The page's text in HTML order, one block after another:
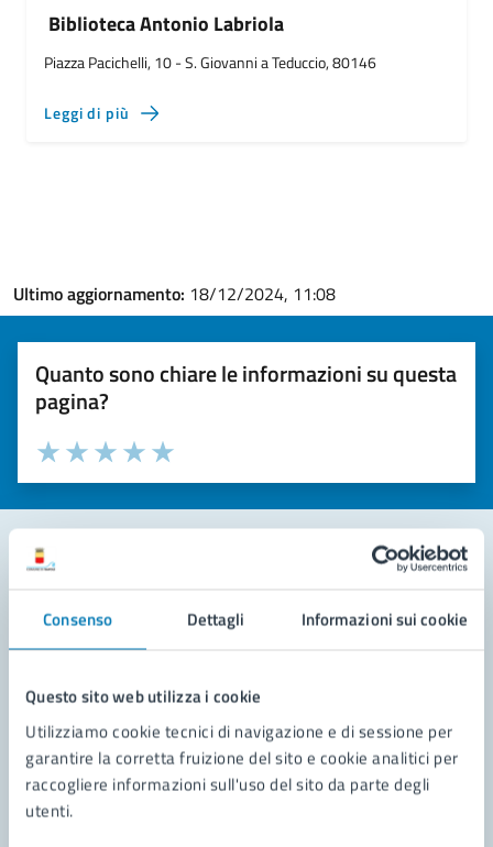
Consenso Dettagli Informazioni sui cookie
Questo sito web utilizza i cookie
Utilizziamo cookie tecnici di navigazione e di sessione per
garantire la corretta fruizione del sito e cookie analitici per
raccogliere informazioni sull'uso del sito da parte degli
utenti.
Biblioteca Antonio Labriola
Piazza Pacichelli, 10 - S. Giovanni a Teduccio, 80146
Leggi di più
Ultimo aggiornamento: 18/12/2024, 11:08
Quanto sono chiare le informazioni su questa
pagina?
Valuta la chiarezza delle informazioni (da 1 a 5 stelle)
Seleziona il numero di stelle per valutare la chiarezza delle
Valuta 5 stelle su 5
Valuta 4 stelle su 5
Valuta 3 stelle su 5
Valuta 2 stelle su 5
Valuta 1 stelle su 5
Leggi le domande frequenti
Richiedi assistenza
Prenota appuntamento
Problemi in città